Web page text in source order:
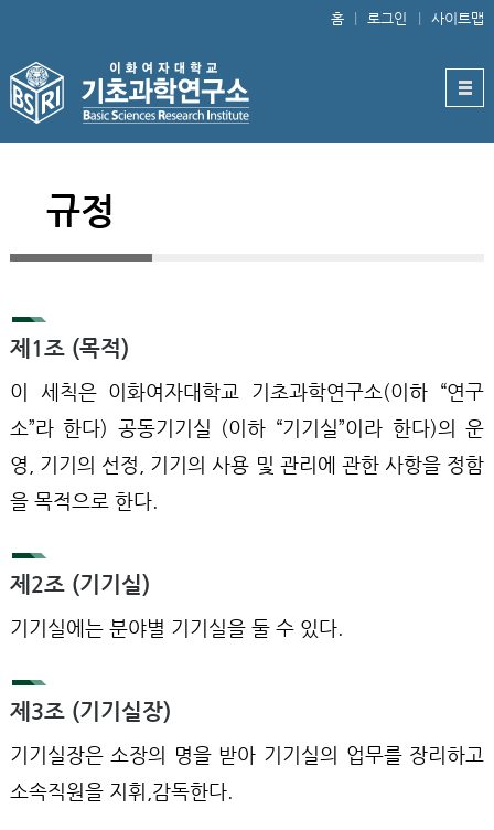
홈 로그인 사이트맵
규정
제1조 (목적)
이 세칙은 이화여자대학교 기초과학연구소(이하 “연구
소”라 한다) 공동기기실 (이하 “기기실”이라 한다)의 운
영, 기기의 선정, 기기의 사용 및 관리에 관한 사항을 정함
을 목적으로 한다.
제2조 (기기실)
기기실에는 분야별 기기실을 둘 수 있다.
제3조 (기기실장)
기기실장은 소장의 명을 받아 기기실의 업무를 장리하고
소속직원을 지휘,감독한다.